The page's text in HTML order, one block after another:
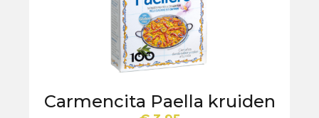
Carmencita Paella kruiden